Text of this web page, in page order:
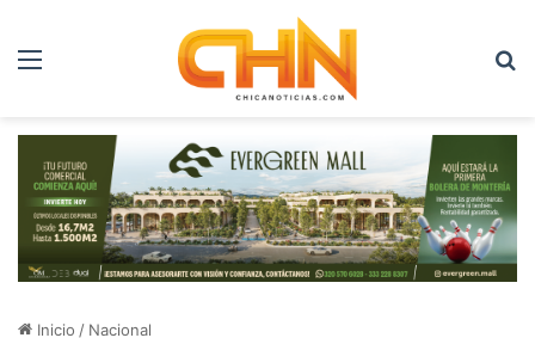
Menú
Inicio / Nacional